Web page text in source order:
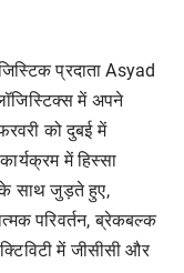
प्रदाता Asyad
में अपने
को दुबई में
में हिस्सा
के साथ जुड़ते हुए,
परिवर्तन, ब्रेकबल्क
में जीसीसी और